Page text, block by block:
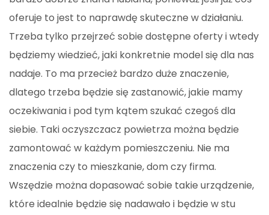
oferuje to jest to naprawdę skuteczne w działaniu.
Trzeba tylko przejrzeć sobie dostępne oferty i wtedy
będziemy wiedzieć, jaki konkretnie model się dla nas
nadaje. To ma przecież bardzo duże znaczenie,
dlatego trzeba będzie się zastanowić, jakie mamy
oczekiwania i pod tym kątem szukać czegoś dla
siebie. Taki oczyszczacz powietrza można będzie
zamontować w każdym pomieszczeniu. Nie ma
znaczenia czy to mieszkanie, dom czy firma.
Wszędzie można dopasować sobie takie urządzenie,
które idealnie będzie się nadawało i będzie w stu